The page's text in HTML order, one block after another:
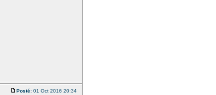
Posté: 01 Oct 2016 20:34